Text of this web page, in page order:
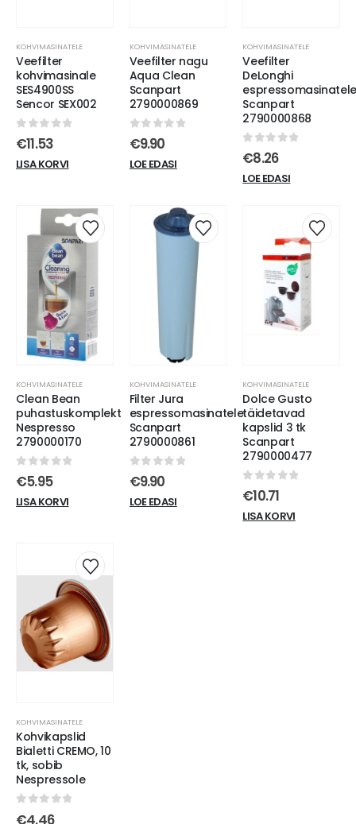
KOHVIMASINATELE
Veefilter
kohvimasinale
SES4900SS
Sencor SEX002
out of 5
€11.53
LISA KORVI
KOHVIMASINATELE
Veefilter nagu
Aqua Clean
Scanpart
2790000869
out of 5
€9.90
LOE EDASI
KOHVIMASINATELE
Veefilter
DeLonghi
Scanpart
2790000868
out of 5
€8.26
LOE EDASI
KOHVIMASINATELE
Clean Bean
puhastuskomplekt
Nespresso
2790000170
0out of 5
€5.95
LISA KORVI
KOHVIMASINATELE
Filter Jura
espressomasinatele
Scanpart
2790000861
0out of 5
€9.90
LOE EDASI
KOHVIMASINATELE
Dolce Gusto
täidetavad
kapslid 3 tk
Scanpart
2790000477
0out of 5
€10.71
LISA KORVI
KOHVIMASINATELE
Kohvikapslid
Bialetti CREMO, 10
tk, sobib
Nespressole
out of 5
€4.46